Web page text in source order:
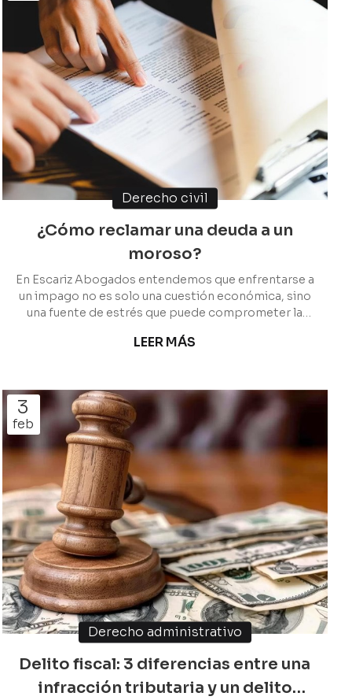
¿Cómo reclamar una deuda a un
moroso?
Derecho civil
En Escariz Abogados entendemos que enfrentarse a
un impago no es solo una cuestión económica, sino
una fuente de estrés que puede comprometer la
Como despacho en Vigo con más de 35 años de
particulares y empresas. Sin más dilación, a
continuación le detallamos la hoja de ruta legal que
seguimos para garantizar la recuperación de lo que
legítima...
LEER MÁS
3
feb
Delito fiscal: 3 diferencias entre una
infracción tributaria y un delito
Derecho administrativo